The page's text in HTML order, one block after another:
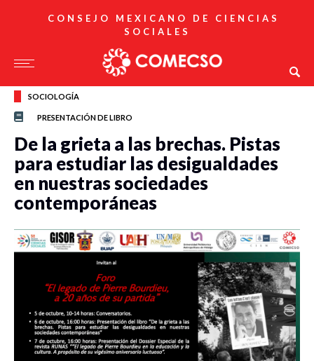
CONSEJO MEXICANO DE CIENCIAS
SOCIALES
SOCIOLOGÍA
PRESENTACIÓN DE LIBRO
De la grieta a las brechas. Pistas
para estudiar las desigualdades
en nuestras sociedades
contemporáneas